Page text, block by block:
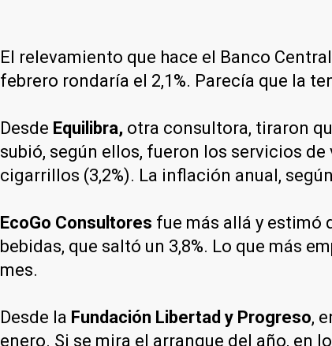
El relevamiento que hace el Banco
febrero rondaría el 2,1%. Parecía que la
Desde Equilibra, otra consultora, tiraron
subió, según ellos, fueron los servicios de
cigarrillos (3,2%). La inflación anual,
EcoGo Consultores fue más allá y estimó
bebidas, que saltó un 3,8%. Lo que más
mes.
Desde la Fundación Libertad y Progreso,
enero. Si se mira el arranque del año, en